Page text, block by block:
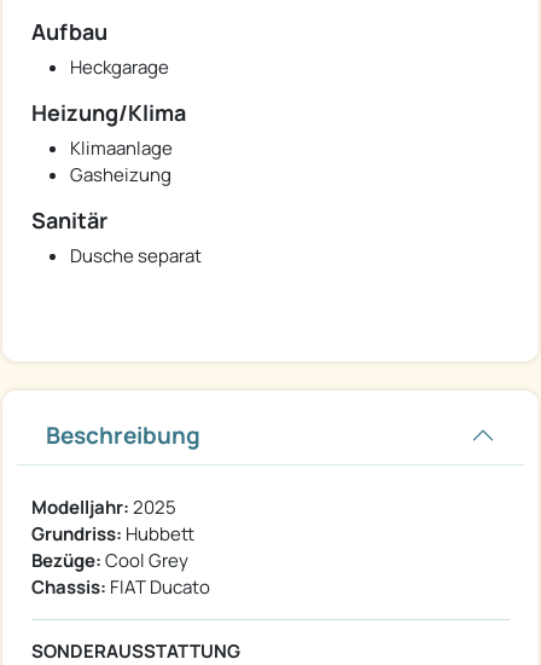
Aufbau
Heckgarage
Heizung/Klima
Klimaanlage
Gasheizung
Sanitär
Dusche separat
Beschreibung
Modelljahr:2025
Grundriss: Hubbett
Bezüge:Cool Grey
Chassis: FIAT Ducato
SONDERAUSSTATTUNG